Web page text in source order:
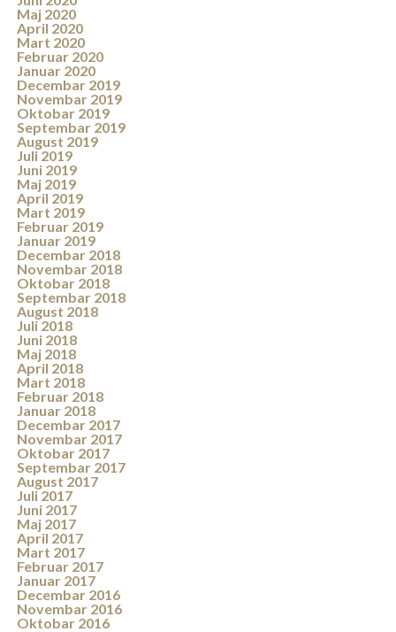
Maj 2020
April 2020
Mart 2020
Februar 2020
Januar 2020
Decembar 2019
Novembar 2019
Oktobar 2019
Septembar 2019
August 2019
Juli 2019
Juni 2019
Maj 2019
April 2019
Mart 2019
Februar 2019
Januar 2019
Decembar 2018
Novembar 2018
Oktobar 2018
Septembar 2018
August 2018
Juli 2018
Juni 2018
Maj 2018
April 2018
Mart 2018
Februar 2018
Januar 2018
Decembar 2017
Novembar 2017
Oktobar 2017
Septembar 2017
August 2017
Juli 2017
Juni 2017
Maj 2017
April 2017
Mart 2017
Februar 2017
Januar 2017
Decembar 2016
Novembar 2016
Oktobar 2016